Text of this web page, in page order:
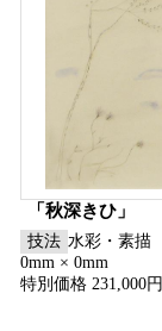
「秋深きひ」
技法 水彩・素描
0mm × 0mm
特別価格 231,000